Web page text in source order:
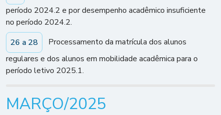
período 2024.2 e por desempenho acadêmico insuficiente
no período 2024.2.
26 a 28
Processamento da matrícula dos alunos
regulares e dos alunos em mobilidade acadêmica para o
período letivo 2025.1.
MARÇO/2025